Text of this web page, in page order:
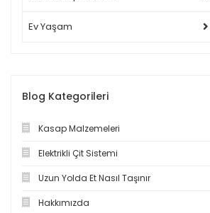
Ev Yaşam
Blog Kategorileri
Kasap Malzemeleri
Elektrikli Çit Sistemi
Uzun Yolda Et Nasıl Taşınır
Hakkımızda